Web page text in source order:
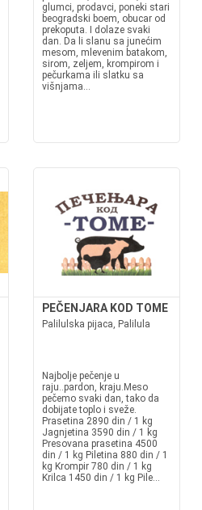
glumci, prodavci, poneki stari
beogradski boem, obucar od
prekoputa. I dolaze svaki
dan. Da li slanu sa junećim
mesom, mlevenim batakom,
sirom, zeljem, krompirom i
pečurkama ili slatku sa
višnjama...
PEČENJARA KOD TOME
Palilulska pijaca, Palilula
Najbolje pečenje u
raju..pardon, kraju.Meso
pečemo svaki dan, tako da
dobijate toplo i sveže.
Prasetina 2890 din / 1 kg
Jagnjetina 3590 din / 1 kg
Presovana prasetina 4500
din / 1 kg Piletina 880 din / 1
kg Krompir 780 din / 1 kg
Krilca 1450 din / 1 kg Pile...